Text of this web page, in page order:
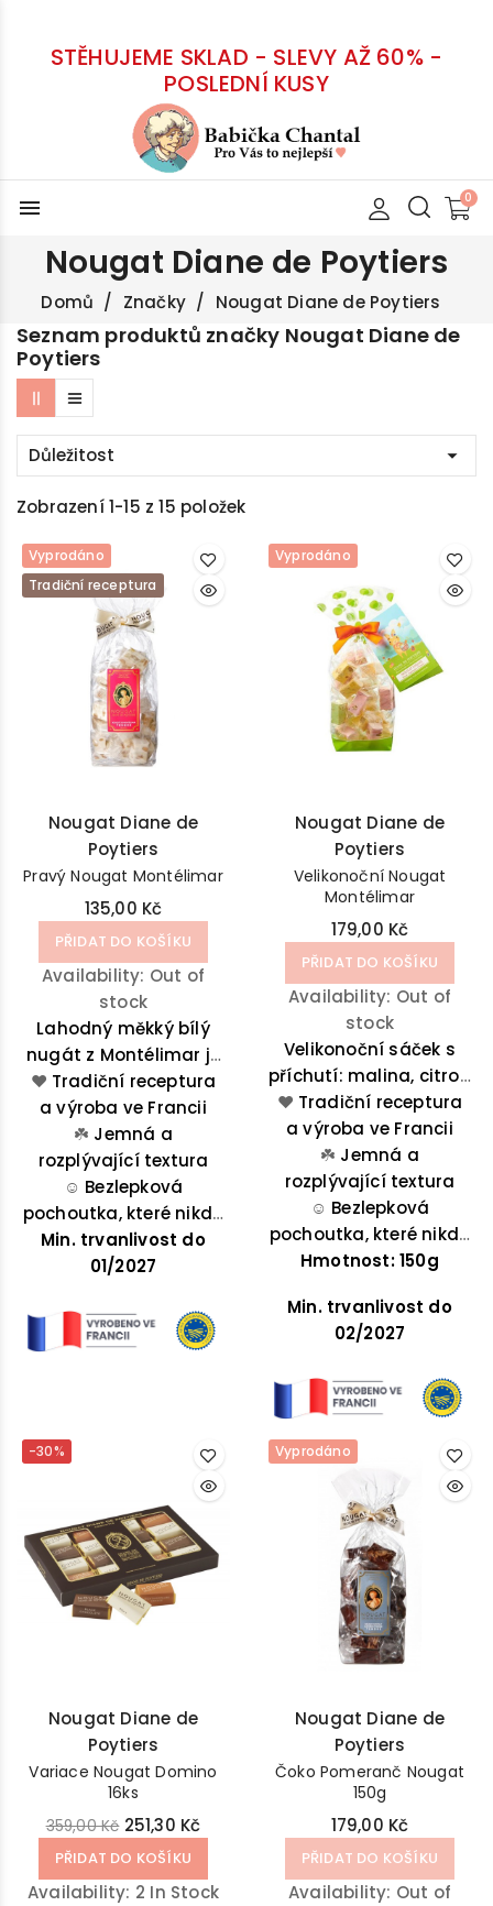
STĚHUJEME SKLAD - SLEVY AŽ 60% -
POSLEDNÍ KUSY
menu
Nougat Diane de Poytiers
Domů Značky Nougat Diane de Poytiers
Seznam produktů značky Nougat Diane de
Poytiers
Důležitost 
Zobrazení 1-15 z 15 položek
Vyprodáno
Tradiční receptura
Nougat Diane de
Poytiers
Pravý Nougat Montélimar
135,00 Kč
PŘIDAT DO KOŠÍKU
Availability: Out of
stock
Lahodný měkký bílý
nugát z Montélimar je
lahodnou směsí medu
z Provence, mandlí a
pistácií.
❤️ Tradiční receptura
a výroba ve Francii
☘️ Jemná a
rozplývající textura
☺️ Bezlepková
pochoutka, které nikdo
neodolá
Min. trvanlivost do
01/2027
Vyprodáno
Nougat Diane de
Poytiers
Velikonoční Nougat
Montélimar
179,00 Kč
PŘIDAT DO KOŠÍKU
Availability: Out of
stock
Velikonoční sáček s
příchutí: malina, citron
a pistácie. Součástí
balení je i
omalovánka.
❤️ Tradiční receptura
a výroba ve Francii
☘️ Jemná a
rozplývající textura
☺️ Bezlepková
pochoutka, které nikdo
neodolá
Hmotnost: 150g
Min. trvanlivost do
02/2027
-30%
Nougat Diane de
Poytiers
Variace Nougat Domino
16ks
359,00 Kč 251,30 Kč
PŘIDAT DO KOŠÍKU
Availability: 2 In Stock
Vyprodáno
Nougat Diane de
Poytiers
Čoko Pomeranč Nougat
150g
179,00 Kč
PŘIDAT DO KOŠÍKU
Availability: Out of